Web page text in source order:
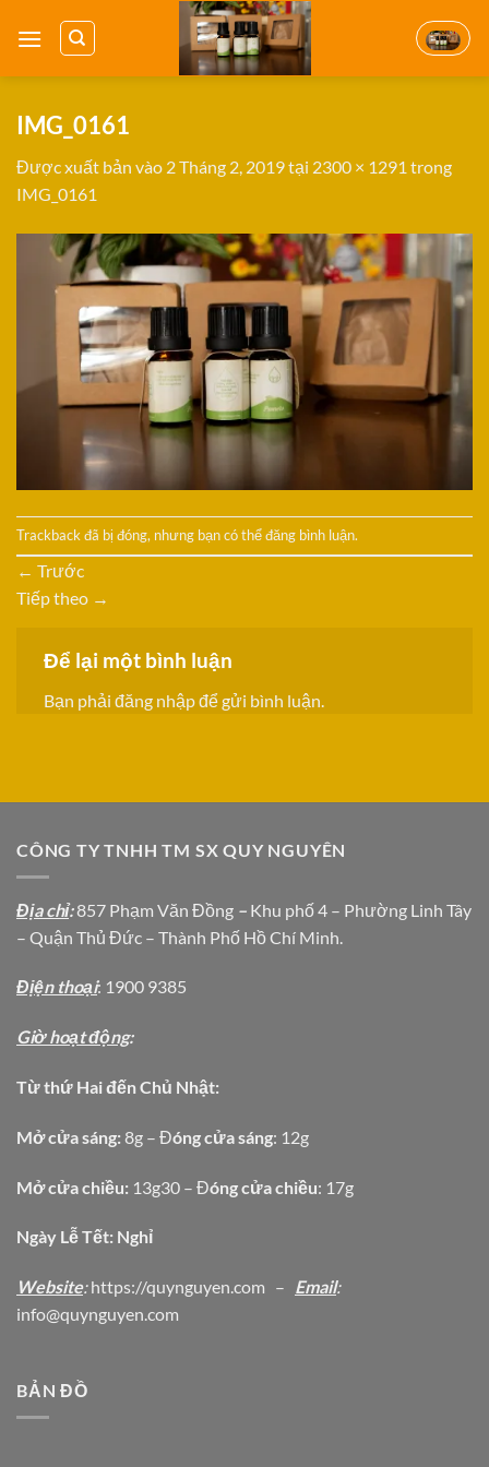
qua
IMG_0161
Được xuất bản vào 2 Tháng 2, 2019tại 2300 × 1291 trong
IMG_0161
Trackback đã bị đóng, nhưng bạn có thểđăng bình luận.
← Trước
Tiếp theo →
Để lại một bình luận
Bạn phải đăng nhậpđể gửi bình luận.
CÔNG TY TNHH TM SX QUY NGUYÊN
Địa chỉ:857 Phạm Văn Đồng – Khu phố 4 – Phường Linh Tây
– Quận Thủ Đức – Thành Phố Hồ Chí Minh.
Địện thoại: 1900 9385
Giờ hoạt động:
Từ thứ Hai đến Chủ Nhật:
Mở cửa sáng: 8g – Đóng cửa sáng: 12g
Mở cửa chiều: 13g30 – Đóng cửa chiều: 17g
Ngày Lễ Tết: Nghỉ
Website:https://quynguyen.com – Email:
info@quynguyen.com
BẢN ĐỒ